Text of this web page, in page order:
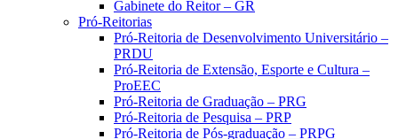
Gabinete do Reitor – GR
Pró-Reitorias
Pró-Reitoria de Desenvolvimento Universitário –
PRDU
Pró-Reitoria de Extensão, Esporte e Cultura –
ProEEC
Pró-Reitoria de Graduação – PRG
Pró-Reitoria de Pesquisa – PRP
Pró-Reitoria de Pós-graduação – PRPG